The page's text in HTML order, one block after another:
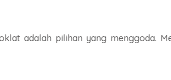
adalah pilihan yang menggoda.